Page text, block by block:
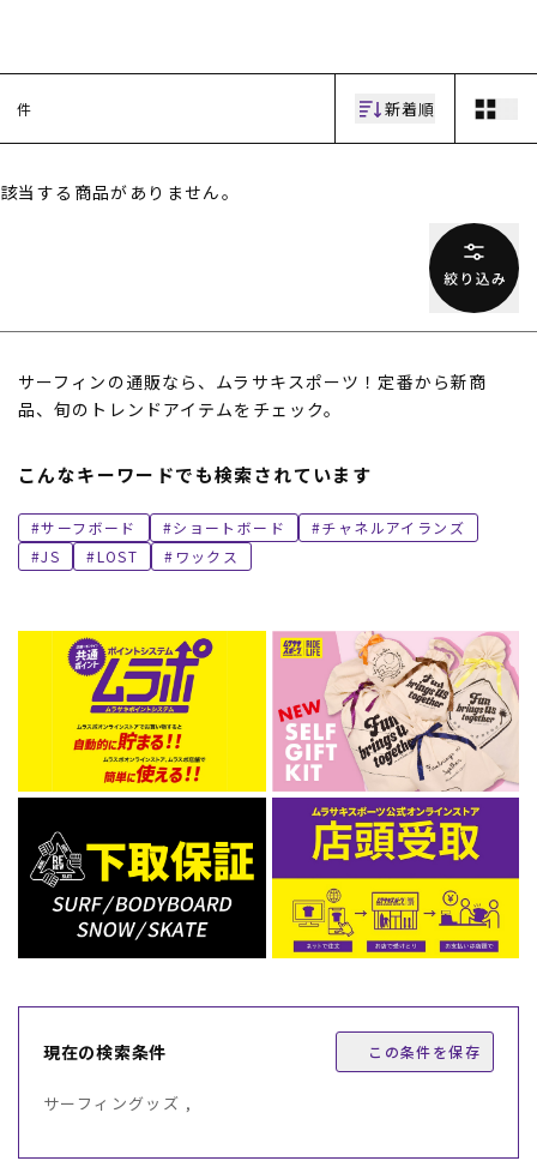
件 新着順
該当する商品がありません。
サーフィンの通販なら、ムラサキスポーツ！定番から新商
品、旬のトレンドアイテムをチェック。
こんなキーワードでも検索されています
サーフボード ショートボード
チャネルアイランズ
JS
LOST ワックス
現在の検索条件 この条件を保存
サーフィングッズ ,